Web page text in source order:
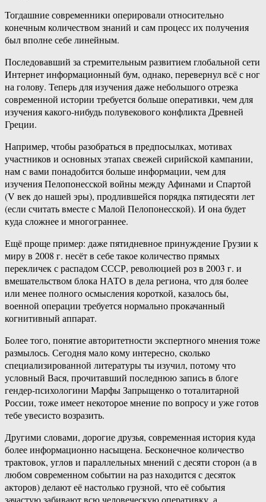
Тогдашние современники оперировали относительно
конечным количеством знаний и сам процесс их получения
был вполне себе линейным.
Последовавший за стремительным развитием глобальной сети
Интернет информационный бум, однако, перевернул всё с ног
на голову. Теперь для изучения даже небольшого отрезка
современной истории требуется больше оперативки, чем для
изучения какого-нибудь полувекового конфликта Древней
Греции.
Например, чтобы разобраться в предпосылках, мотивах
участников и основных этапах свежей сирийской кампании,
нам с вами понадобится больше информации, чем для
изучения Пелопонесской войны между Афинами и Спартой
(V век до нашей эры), продлившейся порядка пятидесяти лет
(если считать вместе с Малой Пелопонесской). И она будет
куда сложнее и многограннее.
Ещё проще пример: даже пятидневное принуждение Грузии к
миру в 2008 г. несёт в себе такое количество прямых
перекличек с распадом СССР, революцией роз в 2003 г. и
вмешательством блока НАТО в дела региона, что для более
или менее полного осмысления короткой, казалось бы,
военной операции требуется нормально прокачанный
когнитивный аппарат.
Более того, понятие авторитетности экспертного мнения тоже
размылось. Сегодня мало кому интересно, сколько
специализированной литературы ты изучил, потому что
условный Вася, прочитавший последнюю запись в блоге
гендер-психологини Марфы Запрыщенко о тоталитарной
России, тоже имеет некоторое мнение по вопросу и уже готов
тебе увесисто возразить.
Другими словами, дорогие друзья, современная история куда
более информационно насыщена. Бесконечное количество
трактовок, углов и параллельных мнений с десяти сторон (а в
любом современном событии на раз находится с десяток
акторов) делают её настолько грузной, что её события